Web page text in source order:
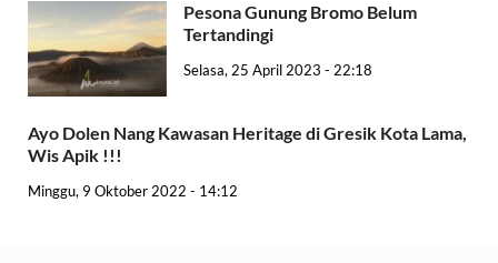
Pesona Gunung Bromo Belum
Tertandingi
Selasa, 25 April 2023 - 22:18
Ayo Dolen Nang Kawasan Heritage di Gresik Kota Lama,
Wis Apik !!!
Minggu, 9 Oktober 2022 - 14:12